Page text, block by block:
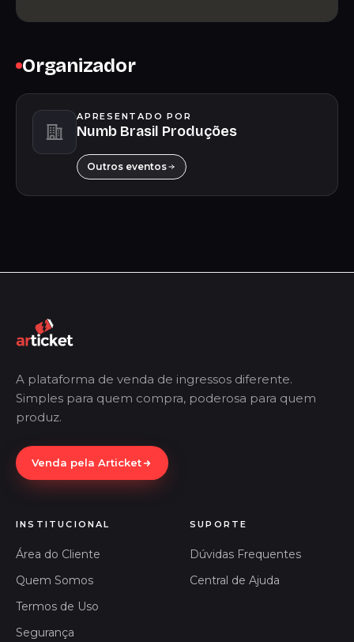
Organizador
APRESENTADO POR
Numb Brasil Produções
Outros eventos
A plataforma de venda de ingressos diferente.
Simples para quem compra, poderosa para quem
produz.
Venda pela Articket
INSTITUCIONAL
Área do Cliente
Quem Somos
Termos de Uso
Segurança
SUPORTE
Dúvidas Frequentes
Central de Ajuda